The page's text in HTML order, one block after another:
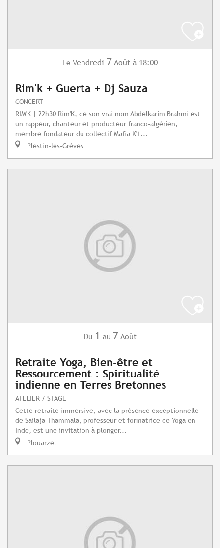
Le Vendredi 7 Août à 18:00
Rim'k + Guerta + Dj Sauza
CONCERT
RIM'K | 22h30 Rim'K, de son vrai nom Abdelkarim Brahmi est
un rappeur, chanteur et producteur franco-algérien,
membre fondateur du collectif Mafia K'1...
Plestin-les-Grèves
Du 1 au 7 Août
Retraite Yoga, Bien-être et
Ressourcement : Spiritualité
indienne en Terres Bretonnes
ATELIER / STAGE
Cette retraite immersive, avec la présence exceptionnelle
de Sailaja Thammala, professeur et formatrice de Yoga en
Inde, est une invitation à plonger...
Plouarzel